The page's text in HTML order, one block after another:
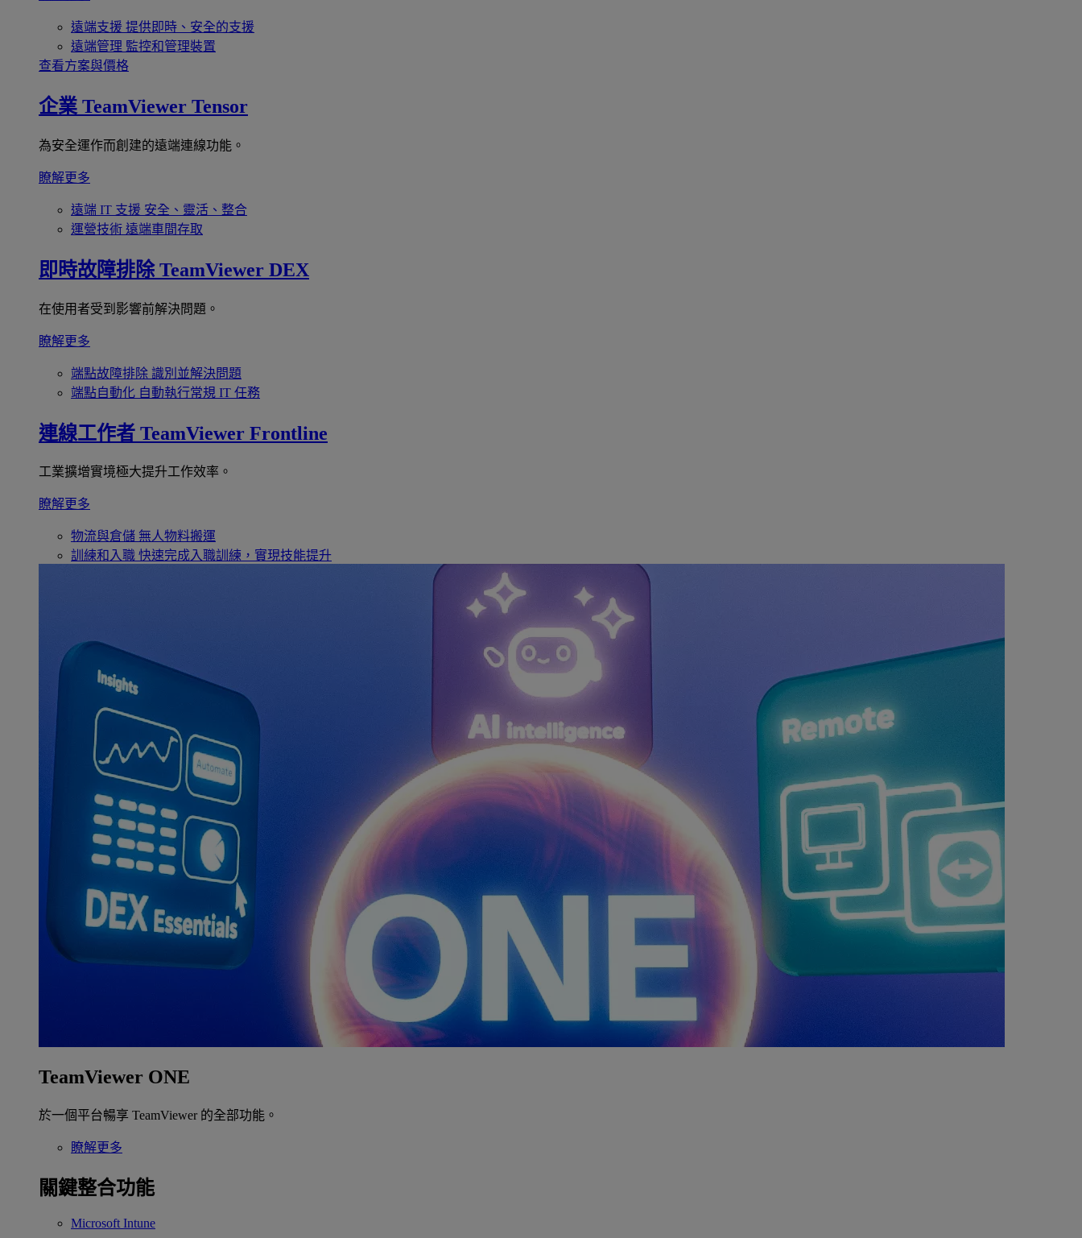
遠端支援 提供即時、安全的支援
遠端管理 監控和管理裝置
查看方案與價格
企業 TeamViewer Tensor
為安全運作而創建的遠端連線功能。
瞭解更多
遠端 IT 支援 安全、靈活、整合
運營技術 遠端車間存取
即時故障排除 TeamViewer DEX
在使用者受到影響前解決問題。
瞭解更多
端點故障排除 識別並解決問題
端點自動化 自動執行常規 IT 任務
連線工作者 TeamViewer Frontline
工業擴增實境極大提升工作效率。
瞭解更多
物流與倉儲 無人物料搬運
訓練和入職 快速完成入職訓練，實現技能提升
TeamViewer ONE
於一個平台暢享 TeamViewer 的全部功能。
瞭解更多
關鍵整合功能
Microsoft Intune